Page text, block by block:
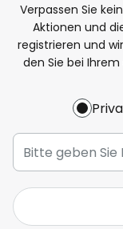
Verpassen Sie
Aktionen und
registrieren und
den Sie bei